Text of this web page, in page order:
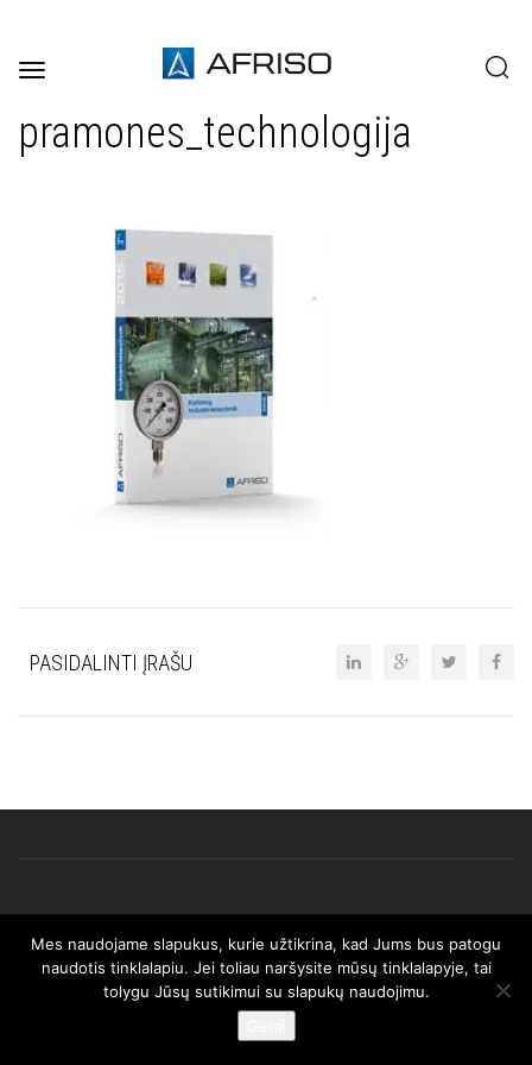
Toggle
pramones_technologija
PASIDALINTI ĮRAŠU
© 2025 AFRISO. Visos teisės saugomos.
Mes naudojame slapukus, kurie užtikrina, kad Jums bus patogu
naudotis tinklalapiu. Jei toliau naršysite mūsų tinklalapyje, tai
tolygu Jūsų sutikimui su slapukų naudojimu.